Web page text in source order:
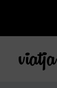
viatja